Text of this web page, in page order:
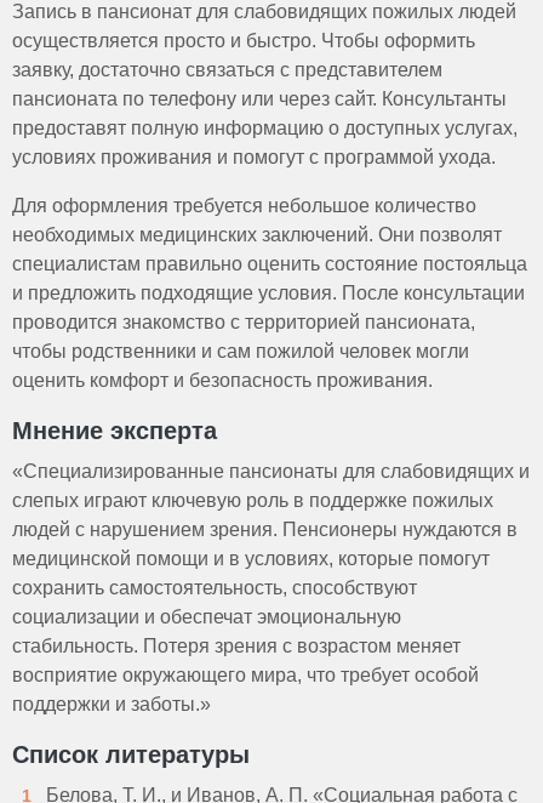
Запись в пансионат для слабовидящих пожилых людей
осуществляется просто и быстро. Чтобы оформить
заявку, достаточно связаться с представителем
пансионата по телефону или через сайт. Консультанты
предоставят полную информацию о доступных услугах,
условиях проживания и помогут с программой ухода.
Для оформления требуется небольшое количество
необходимых медицинских заключений. Они позволят
специалистам правильно оценить состояние постояльца
и предложить подходящие условия. После консультации
проводится знакомство с территорией пансионата,
чтобы родственники и сам пожилой человек могли
оценить комфорт и безопасность проживания.
Мнение эксперта
«Специализированные пансионаты для слабовидящих и
слепых играют ключевую роль в поддержке пожилых
людей с нарушением зрения. Пенсионеры нуждаются в
медицинской помощи и в условиях, которые помогут
сохранить самостоятельность, способствуют
социализации и обеспечат эмоциональную
стабильность. Потеря зрения с возрастом меняет
восприятие окружающего мира, что требует особой
поддержки и заботы.»
Список литературы
Белова, Т. И., и Иванов, А. П. «Социальная работа с